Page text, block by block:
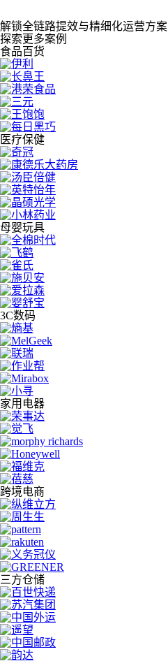
解锁全链路提效与精细化运营方案
探索更多案例
食品百货
医疗保健
母婴玩具
3C数码
家用电器
跨境电商
三方仓储